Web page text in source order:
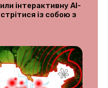
інтерактивну AI-
із собою з